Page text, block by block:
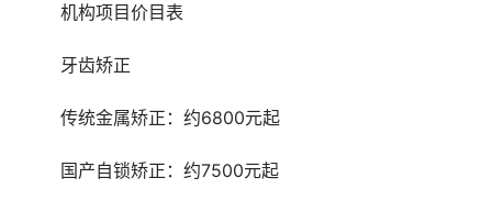
	机构项目价目表
	牙齿矫正
	传统金属矫正：约6800元起
	国产自锁矫正：约7500元起